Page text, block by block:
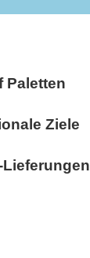
Paletten
Ziele
Lieferungen